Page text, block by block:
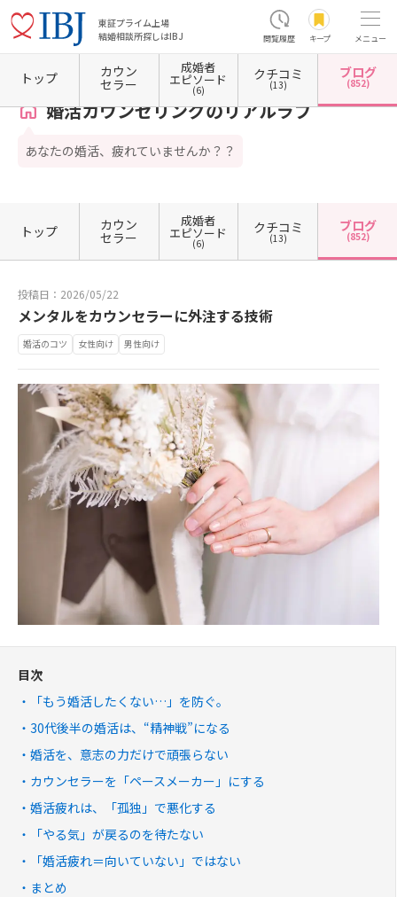
東証プライム上場
結婚相談所探しはIBJ
閲覧履歴 キープ メニュー
ホーム 東京都の結婚相談所 東京都新宿区 東京都新宿区高田馬場 婚活カウンセリン
婚活カウンセリングのリアルラブ
あなたの婚活、疲れていませんか？？
トップ カウン
セラー
成婚者
エピソード
(6)
クチコミ
(13)
ブログ
(852)
トップ カウン
セラー
成婚者
エピソード
(6)
クチコミ
(13)
ブログ
(852)
投稿日：2026/05/22
メンタルをカウンセラーに外注する技術
婚活のコツ 女性向け 男性向け
目次
「もう婚活したくない…」を防ぐ。
30代後半の婚活は、“精神戦”になる
婚活を、意志の力だけで頑張らない
カウンセラーを「ペースメーカー」にする
婚活疲れは、「孤独」で悪化する
「やる気」が戻るのを待たない
「婚活疲れ＝向いていない」ではない
まとめ